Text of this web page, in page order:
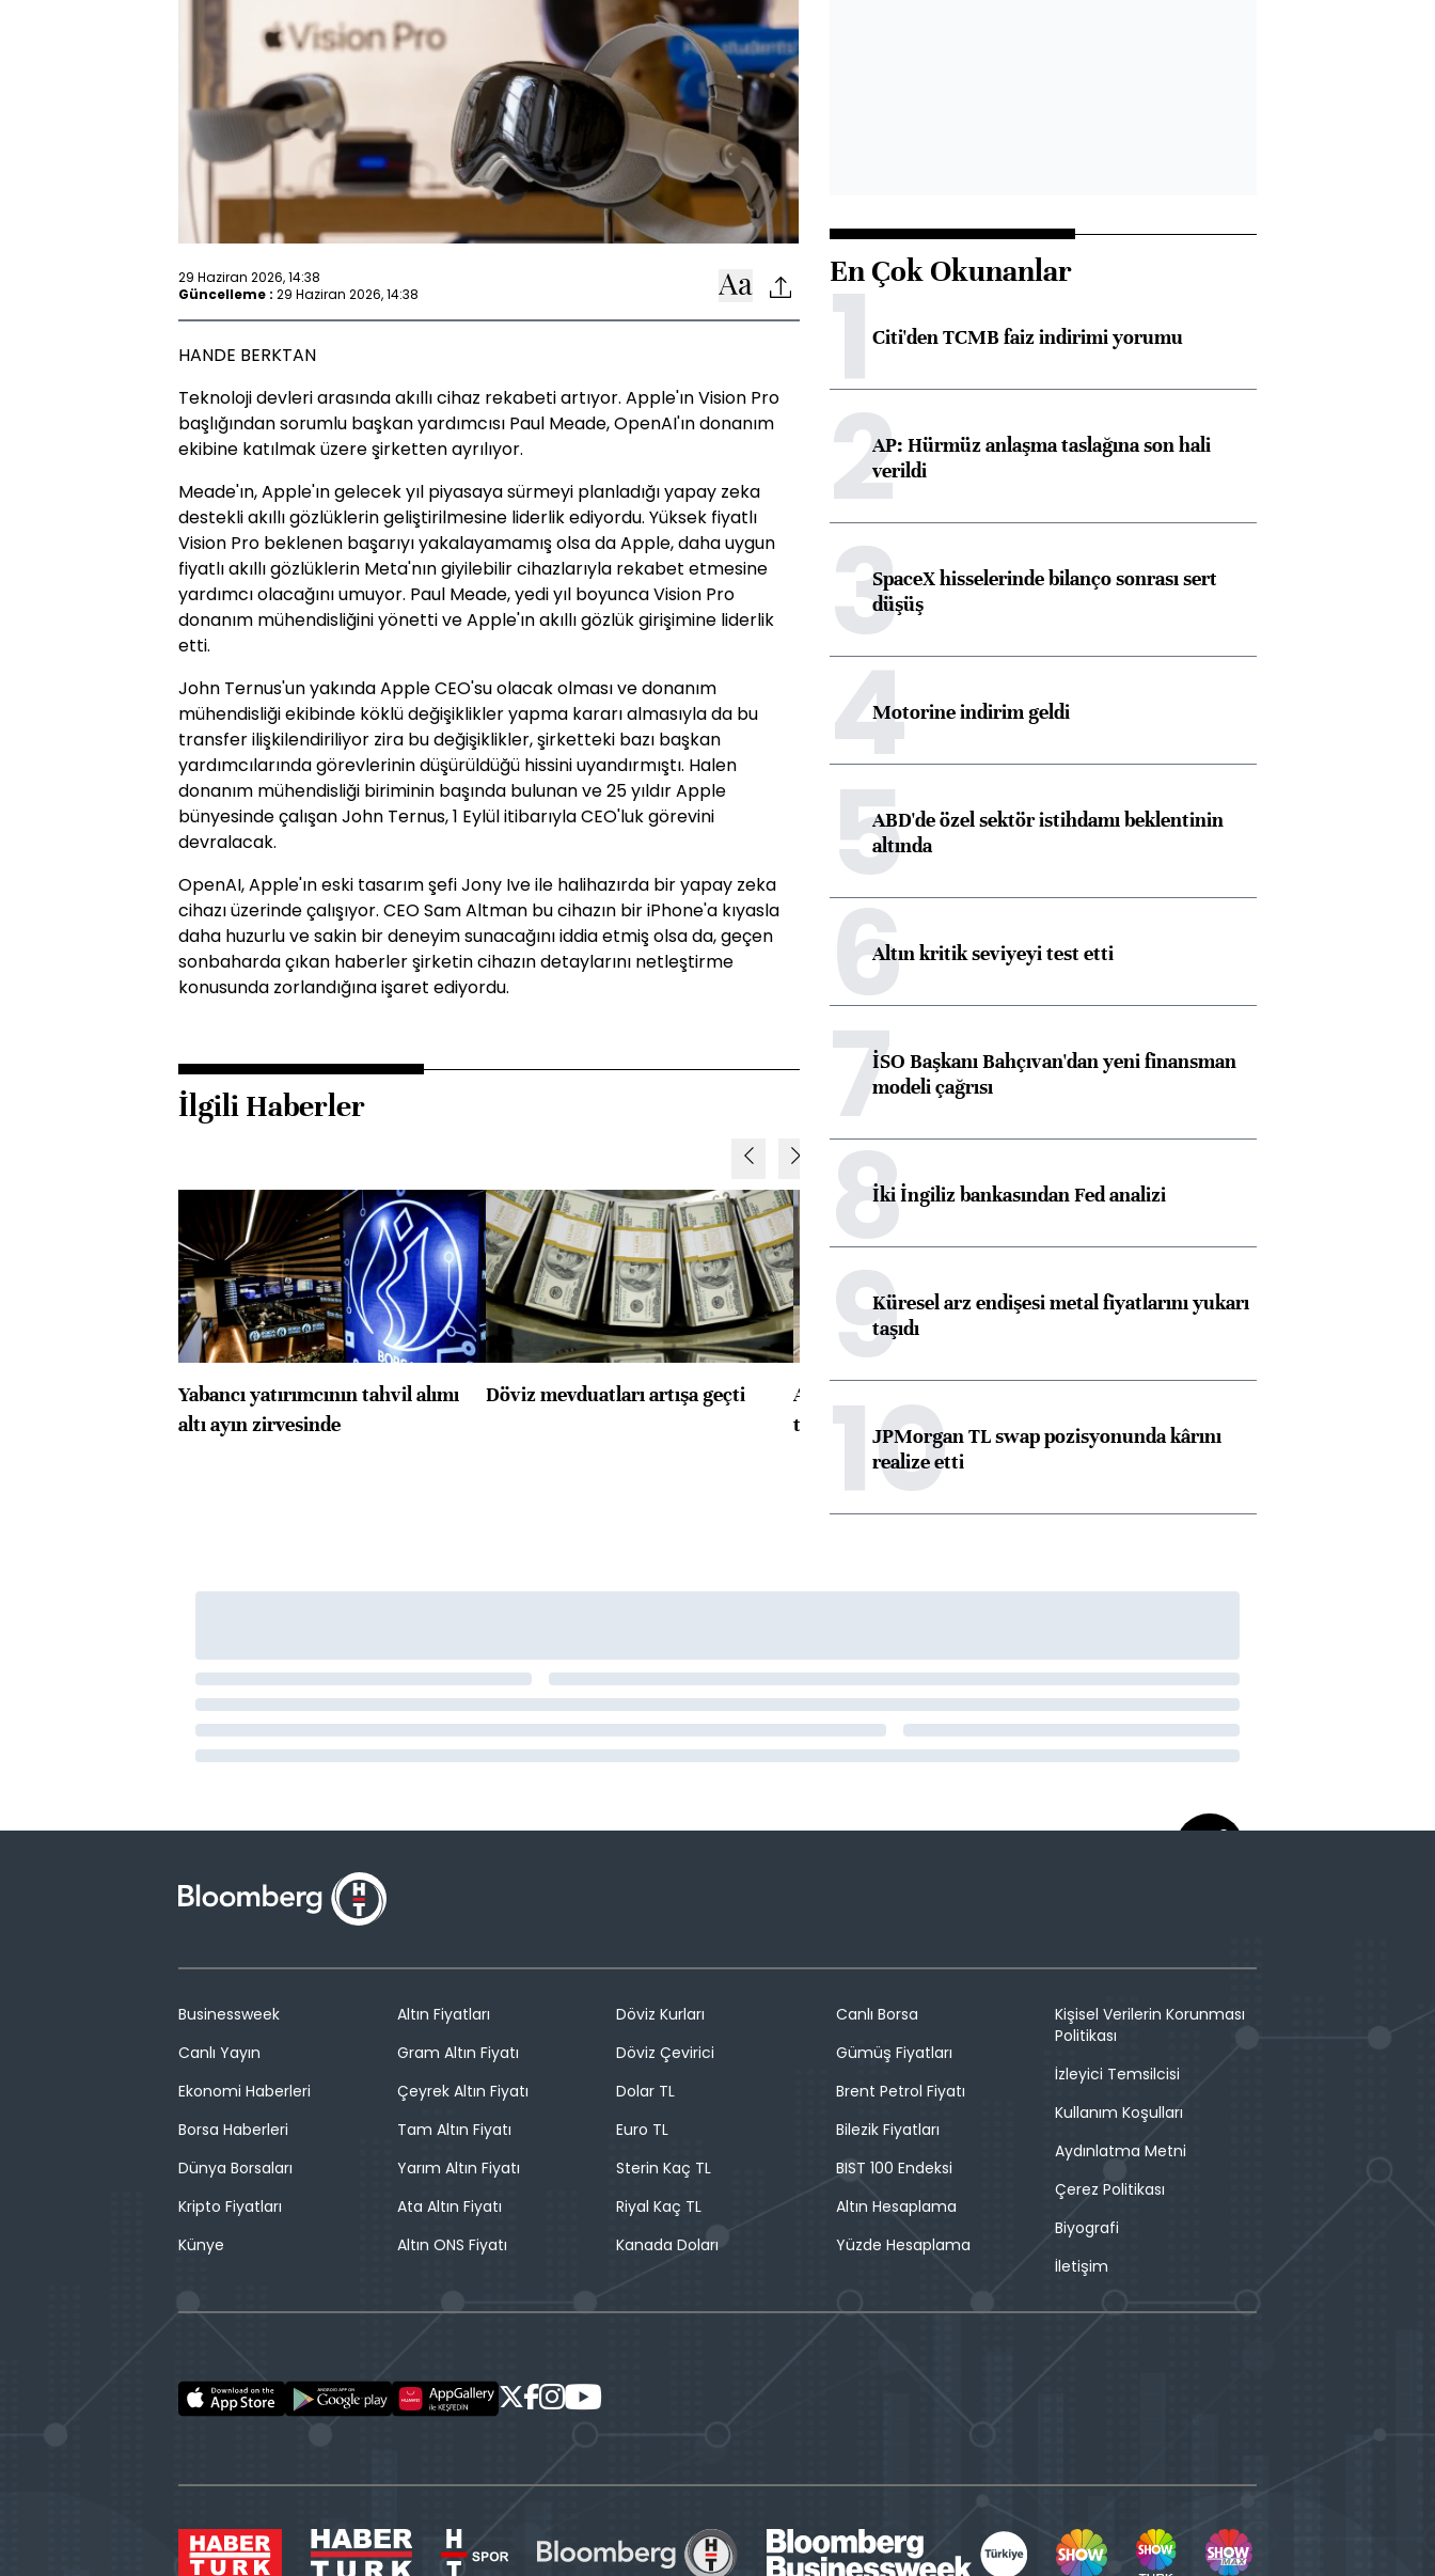
29 Haziran 2026, 14:38
Güncelleme : 29 Haziran 2026, 14:38
HANDE BERKTAN
Teknoloji devleri arasında akıllı cihaz rekabeti artıyor. Apple'ın Vision Pro
başlığından sorumlu başkan yardımcısı Paul Meade, OpenAI'ın donanım
ekibine katılmak üzere şirketten ayrılıyor.
Meade'ın, Apple'ın gelecek yıl piyasaya sürmeyi planladığı yapay zeka
destekli akıllı gözlüklerin geliştirilmesine liderlik ediyordu. Yüksek fiyatlı
Vision Pro beklenen başarıyı yakalayamamış olsa da Apple, daha uygun
fiyatlı akıllı gözlüklerin Meta'nın giyilebilir cihazlarıyla rekabet etmesine
yardımcı olacağını umuyor. Paul Meade, yedi yıl boyunca Vision Pro
donanım mühendisliğini yönetti ve Apple'ın akıllı gözlük girişimine liderlik
etti.
John Ternus'un yakında Apple CEO'su olacak olması ve donanım
mühendisliği ekibinde köklü değişiklikler yapma kararı almasıyla da bu
transfer ilişkilendiriliyor zira bu değişiklikler, şirketteki bazı başkan
yardımcılarında görevlerinin düşürüldüğü hissini uyandırmıştı. Halen
donanım mühendisliği biriminin başında bulunan ve 25 yıldır Apple
bünyesinde çalışan John Ternus, 1 Eylül itibarıyla CEO'luk görevini
devralacak.
OpenAI, Apple'ın eski tasarım şefi Jony Ive ile halihazırda bir yapay zeka
cihazı üzerinde çalışıyor. CEO Sam Altman bu cihazın bir iPhone'a kıyasla
daha huzurlu ve sakin bir deneyim sunacağını iddia etmiş olsa da, geçen
sonbaharda çıkan haberler şirketin cihazın detaylarını netleştirme
konusunda zorlandığına işaret ediyordu.
İlgili Haberler
Yabancı yatırımcının tahvil alımı
altı ayın zirvesinde
Döviz mevduatları artışa geçti
ABD'de konut başlangıçları
toparlandı
konusunda Unicredit ile
En Çok Okunanlar
1Citi'den TCMB faiz indirimi yorumu
2AP: Hürmüz anlaşma taslağına son hali
verildi
3SpaceX hisselerinde bilanço sonrası sert
düşüş
4Motorine indirim geldi
5ABD'de özel sektör istihdamı beklentinin
altında
6Altın kritik seviyeyi test etti
7İSO Başkanı Bahçıvan'dan yeni finansman
modeli çağrısı
8İki İngiliz bankasından Fed analizi
9Küresel arz endişesi metal fiyatlarını yukarı
taşıdı
10
JPMorgan TL swap pozisyonunda kârını
realize etti
Businessweek
Canlı Yayın
Ekonomi Haberleri
Borsa Haberleri
Dünya Borsaları
Kripto Fiyatları
Künye
Altın Fiyatları
Gram Altın Fiyatı
Çeyrek Altın Fiyatı
Tam Altın Fiyatı
Yarım Altın Fiyatı
Ata Altın Fiyatı
Altın ONS Fiyatı
Döviz Kurları
Döviz Çevirici
Dolar TL
Euro TL
Sterin Kaç TL
Riyal Kaç TL
Kanada Doları
Canlı Borsa
Gümüş Fiyatları
Brent Petrol Fiyatı
Bilezik Fiyatları
BIST 100 Endeksi
Altın Hesaplama
Yüzde Hesaplama
Kişisel Verilerin Korunması
Politikası
İzleyici Temsilcisi
Kullanım Koşulları
Aydınlatma Metni
Çerez Politikası
Biyografi
İletişim